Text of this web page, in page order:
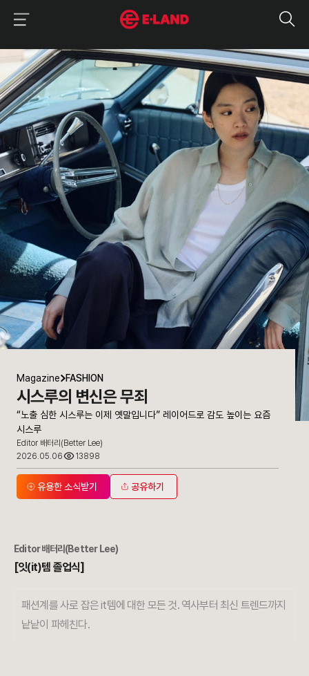
매거진 상세보기
Magazine FASHION
시스루의 변신은 무죄
“노출 심한 시스루는 이제 옛말입니다” 레이어드로 감도 높이는 요즘
시스루
Editor 배터리(Better Lee)
2026.05.06
13898
유용한 소식받기 공유하기
Editor배터리(Better Lee)
[잇(it)템 졸업식]
패션계를 사로 잡은 it템에 대한 모든 것. 역사부터 최신 트렌드까지
낱낱이 파헤친다.